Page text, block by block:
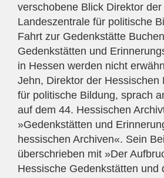
verschobene Blick Direktor
Landeszentrale für politische
Fahrt zur Gedenkstätte
Gedenkstätten und
in Hessen werden nicht
Jehn, Direktor der Hessischen
für politische Bildung, sprach
auf dem 44. Hessischen
»Gedenkstätten und
hessischen Archiven«. Sein
überschrieben mit »Der
Hessische Gedenkstätten und